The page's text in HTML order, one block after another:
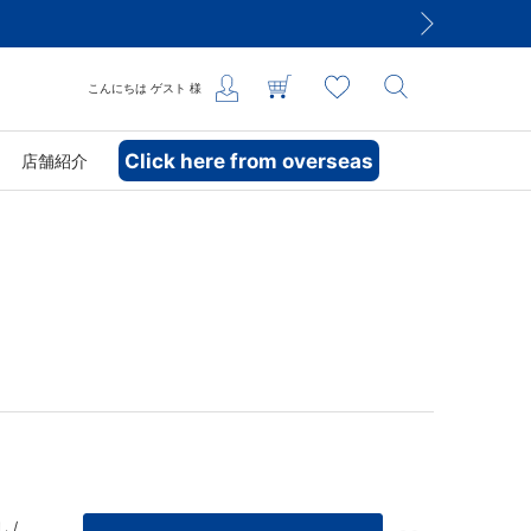
こんにちは ゲスト 様
店舗紹介 Click here from overseas
/